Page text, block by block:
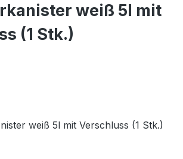
weiß 5l mit
(1 Stk.)